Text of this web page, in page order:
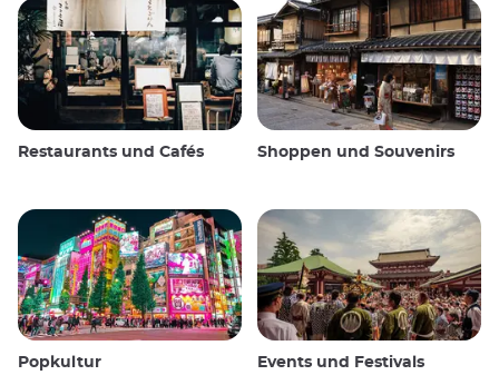
Restaurants und Cafés Shoppen und Souvenirs
Popkultur Events und Festivals